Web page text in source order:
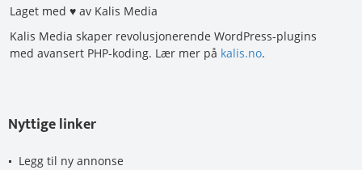
Laget med ♥ av Kalis Media
Kalis Media skaper revolusjonerende WordPress-plugins
med avansert PHP-koding. Lær mer på kalis.no.
Nyttige linker
Legg til ny annonse